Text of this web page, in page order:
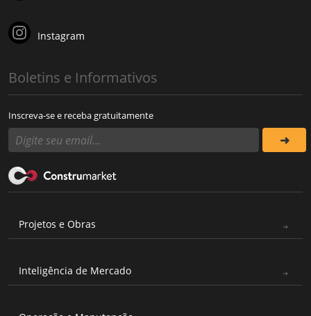
Instagram
Boletins e Informativos
Inscreva-se e receba gratuitamente
Projetos e Obras
Inteligência de Mercado